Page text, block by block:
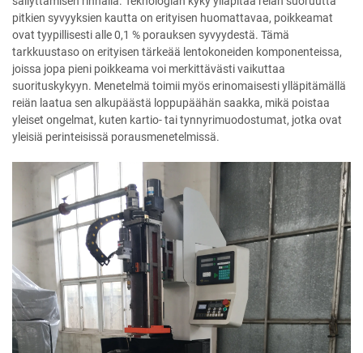
pitkien syvyyksien kautta on erityisen huomattavaa, poikkeamat
ovat tyypillisesti alle 0,1 % porauksen syvyydestä. Tämä
tarkkuustaso on erityisen tärkeää lentokoneiden komponenteissa,
joissa jopa pieni poikkeama voi merkittävästi vaikuttaa
suorituskykyyn. Menetelmä toimii myös erinomaisesti ylläpitämällä
reiän laatua sen alkupäästä loppupäähän saakka, mikä poistaa
yleiset ongelmat, kuten kartio- tai tynnyrimuodostumat, jotka ovat
yleisiä perinteisissä porausmenetelmissä.